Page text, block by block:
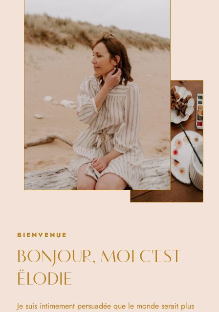
BIENVENUE
BONJOUR, MOI C'EST
ËLODIE
Je suis intimement persuadée que le monde serait plus